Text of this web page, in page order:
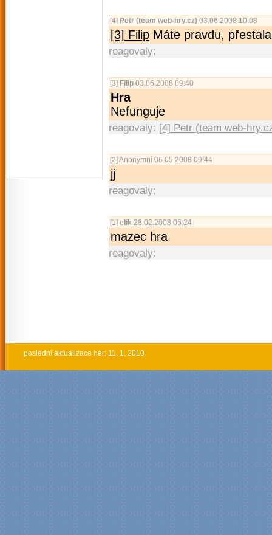
[4] Petr (team web-hry.cz) 03.06.2008 10:08
[3] Filip Máte pravdu,
reagovaly:
[3] Filip 03.06.2008 09:40
Hra
Nefunguje
reagovaly: [4] Petr (team web-
[2] Anonymní 06.05.2008 09:44
jj
reagovaly:
[1] elik 28.02.2008 06:24
mazec hra
reagovaly:
poslední aktualizace her: 11. 1. 2010